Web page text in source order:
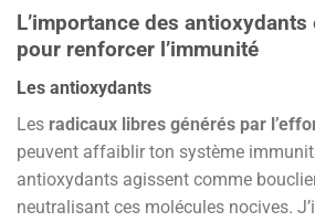
L’importance des
pour renforcer l’immunité
Les antioxydants
Les radicaux libres générés par
peuvent affaiblir ton système
antioxydants agissent comme
neutralisant ces molécules nocives.